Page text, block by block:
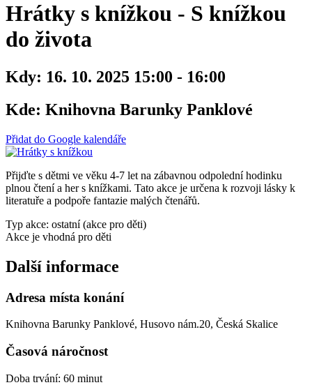
Hrátky s knížkou - S knížkou
do života
Kdy: 16. 10. 2025 15:00 - 16:00
Kde: Knihovna Barunky Panklové
Přidat do Google kalendáře
Přijďte s dětmi ve věku 4-7 let na zábavnou odpolední hodinku
plnou čtení a her s knížkami. Tato akce je určena k rozvoji lásky k
literatuře a podpoře fantazie malých čtenářů.
Typ akce: ostatní (akce pro děti)
Akce je vhodná pro děti
Další informace
Adresa místa konání
Knihovna Barunky Panklové, Husovo nám.20, Česká Skalice
Časová náročnost
Doba trvání: 60 minut